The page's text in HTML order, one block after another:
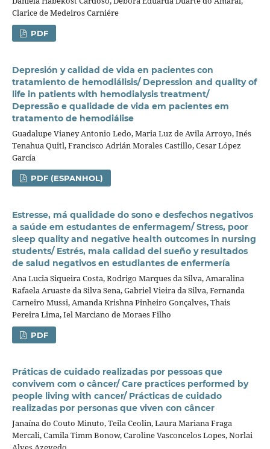
Clarice de Medeiros Carniére
PDF
Depresión y calidad de vida en pacientes con
tratamiento de hemodiálisis/ Depression and quality of
life in patients with hemodialysis treatment/
Depressão e qualidade de vida em pacientes em
tratamento de hemodiálise
Guadalupe Vianey Antonio Ledo, Maria Luz de Avila Arroyo, Inés
Tenahua Quitl, Francisco Adrián Morales Castillo, Cesar López
García
PDF (ESPANHOL)
Estresse, má qualidade do sono e desfechos negativos
a saúde em estudantes de enfermagem/ Stress, poor
sleep quality and negative health outcomes in nursing
students/ Estrés, mala calidad del sueño y resultados
de salud negativos en estudiantes de enfermería
Ana Lucia Siqueira Costa, Rodrigo Marques da Silva, Amaralina
Rafaela Aruaste da Silva Sena, Gabriel Vieira da Silva, Fernanda
Carneiro Mussi, Amanda Krishna Pinheiro Gonçalves, Thais
Pereira Lima, Iel Marciano de Moraes Filho
PDF
Práticas de cuidado realizadas por pessoas que
convivem com o câncer/ Care practices performed by
people living with cancer/ Prácticas de cuidado
realizadas por personas que viven con câncer
Janaína do Couto Minuto, Teila Ceolin, Laura Mariana Fraga
Mercali, Camila Timm Bonow, Caroline Vasconcelos Lopes, Norlai